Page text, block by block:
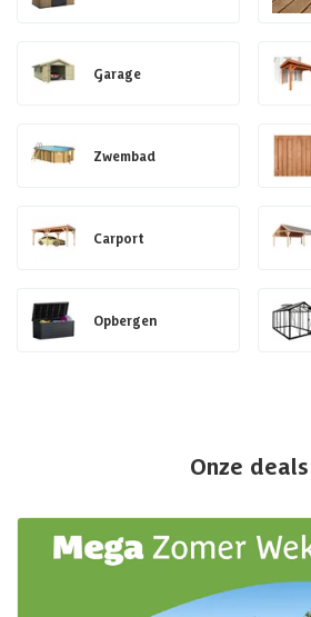
Garage
Zwembad
Carport
Opbergen
Onze deals